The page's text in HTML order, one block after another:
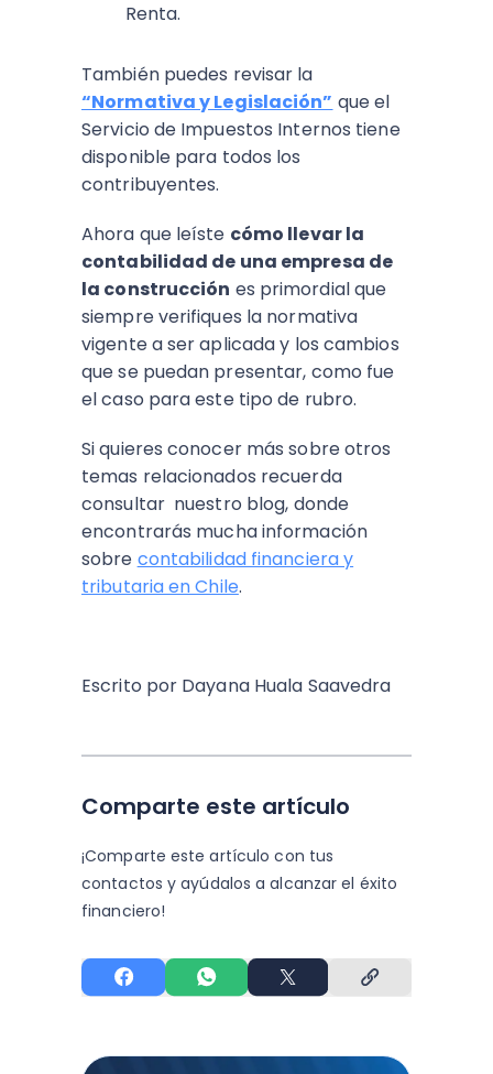
Renta.
También puedes revisar la
“Normativa y Legislación” que el
Servicio de Impuestos Internos tiene
disponible para todos los
contribuyentes.
Ahora que leíste cómo llevar la
contabilidad de una empresa de
la construcción es primordial que
siempre verifiques la normativa
vigente a ser aplicada y los cambios
que se puedan presentar, como fue
el caso para este tipo de rubro.
Si quieres conocer más sobre otros
temas relacionados recuerda
consultar nuestro blog, donde
encontrarás mucha información
sobre contabilidad financiera y
tributaria en Chile.
Escrito por Dayana Huala Saavedra
Comparte este artículo
¡Comparte este artículo con tus
contactos y ayúdalos a alcanzar el éxito
financiero!